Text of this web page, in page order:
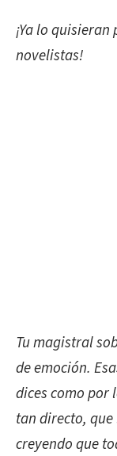
¡Ya lo
novelistas!
Tu magistral
de emoción.
dices como por
tan directo, que
creyendo que